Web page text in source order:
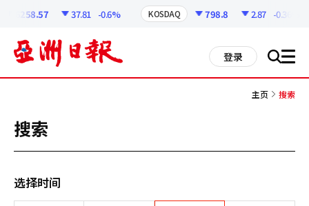
6258.57 37.81 -0.6% KOSDAQ 798.8 2.87 -0.36%
登录 搜 all
主页 搜索
搜索
选择时间